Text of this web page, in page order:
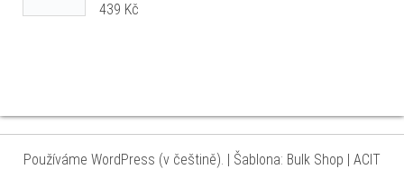
439 Kč
Používáme WordPress (v češtině). Šablona: Bulk Shop | ACIT